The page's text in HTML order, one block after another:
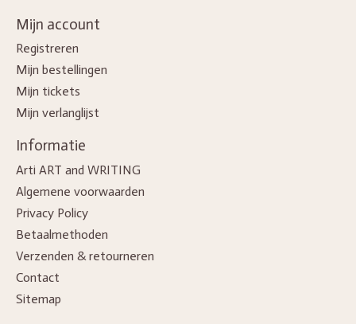
Mijn account
Registreren
Mijn bestellingen
Mijn tickets
Mijn verlanglijst
Informatie
Arti ART and WRITING
Algemene voorwaarden
Privacy Policy
Betaalmethoden
Verzenden & retourneren
Contact
Sitemap